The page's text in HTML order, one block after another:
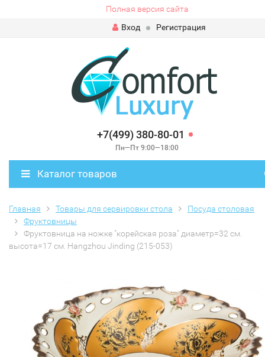
Полная версия сайта
Вход
Регистрация
+7(499) 380-80-01
Пн—Пт 9:00—18:00
Каталог товаров
Главная Товары для сервировки стола
Посуда столовая
Фруктовницы
Фруктовница на ножке "корейская роза" диаметр=32 см.
высота=17 см. Hangzhou Jinding (215-053)